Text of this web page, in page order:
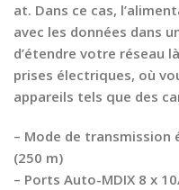
at. Dans ce cas,
avec les données dans
d’étendre votre réseau
prises électriques, où
appareils tels que des
– Mode de transmission
(250 m)
– Ports Auto-MDIX 8 x